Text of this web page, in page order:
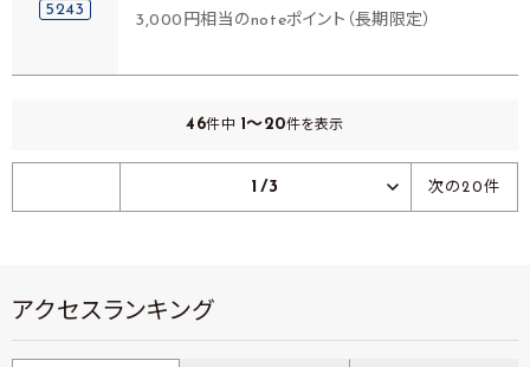
5243
3,000円相当のnoteポイント（長期限定）
46件中 1～20件を表示
1/3 次の20件
アクセスランキング